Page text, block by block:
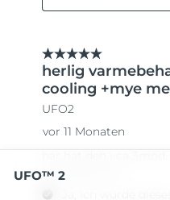
UFO™ 2